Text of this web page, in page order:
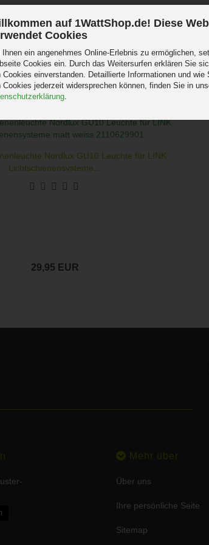
auf 1WattShop.de! Diese
Cookies
Ihnen ein angenehmes Online-Erlebnis zu ermöglichen,
Cookies ein. Durch das Weitersurfen erklären Sie
Cookies einverstanden. Detaillierte Informationen und wie
Cookies jederzeit widersprechen können, finden Sie in
.
Nordlux GU10 Leuchte für LINK
Lichtschienensysteme...
29,95 EUR
Mehr über
Über uns
Ihre persönliche Seite
Sitemap